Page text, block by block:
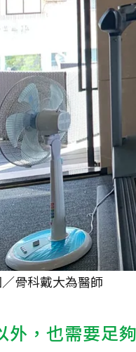
骨科戴大為醫師
，也需要足